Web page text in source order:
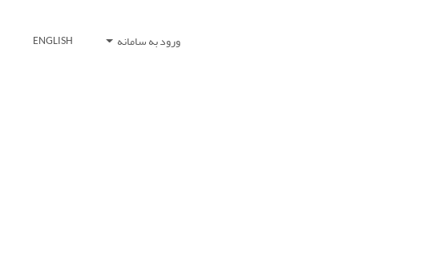
ورود به سامانه ENGLISH